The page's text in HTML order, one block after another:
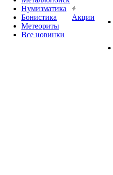
Нумизматика
Бонистика
Метеориты
Все новинки
Акции